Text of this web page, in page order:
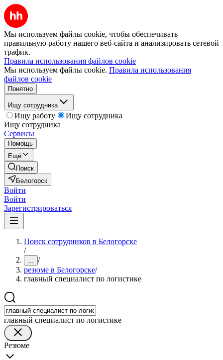
Мы используем файлы cookie, чтобы обеспечивать
правильную работу нашего веб-сайта и анализировать сетевой
трафик.
Правила использования файлов cookie
Мы используем файлы cookie. Правила использования
файлов cookie
Понятно
Ищу сотрудника
Ищу работу
Ищу сотрудника
Ищу сотрудника
Сервисы
Помощь
Ещё
Поиск
Белогорск
Войти
Войти
Зарегистрироваться
Поиск сотрудников в Белогорске
/
... /
резюме в Белогорске/
главный специалист по логистике
главный специалист по логистике
Резюме